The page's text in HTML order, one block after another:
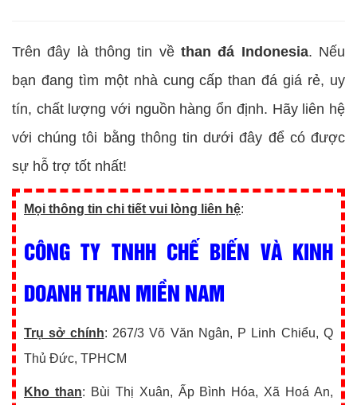
Trên đây là thông tin về than đá Indonesia. Nếu
bạn đang tìm một nhà cung cấp than đá giá rẻ, uy
tín, chất lượng với nguồn hàng ổn định. Hãy liên hệ
với chúng tôi bằng thông tin dưới đây để có được
sự hỗ trợ tốt nhất!
Mọi thông tin chi tiết vui lòng liên hệ:
CÔNG TY TNHH CHẾ BIẾN VÀ KINH
DOANH THAN MIỀN NAM
Trụ sở chính: 267/3 Võ Văn Ngân, P Linh Chiểu, Q
Thủ Đức, TPHCM
Kho than: Bùi Thị Xuân, Ấp Bình Hóa, Xã Hoá An,